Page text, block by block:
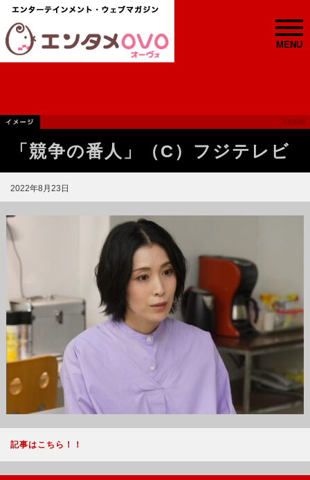
MENU
「競争の番人」（C）フジテレビ
2022年8月23日
記事はこちら！！